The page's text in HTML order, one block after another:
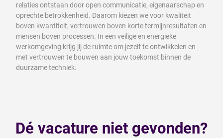
relaties ontstaan door open communicatie, eigenaarschap en
oprechte betrokkenheid. Daarom kiezen we voor kwaliteit
boven kwantiteit, vertrouwen boven korte termijnresultaten en
mensen boven processen. In een veilige en energieke
werkomgeving krijg jij de ruimte om jezelf te ontwikkelen en
met vertrouwen te bouwen aan jouw toekomst binnen de
duurzame techniek.
Dé vacature niet gevonden?